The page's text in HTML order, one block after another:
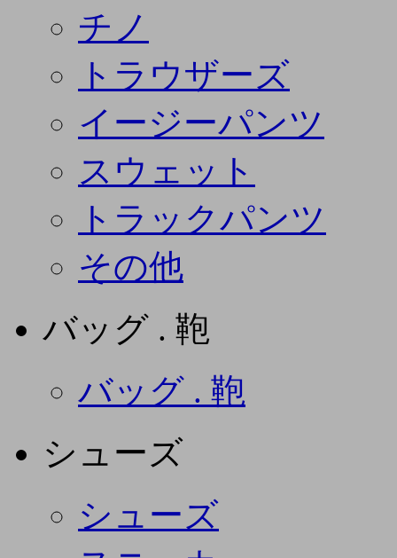
チノ
トラウザーズ
イージーパンツ
スウェット
トラックパンツ
その他
バッグ . 鞄
バッグ . 鞄
シューズ
シューズ